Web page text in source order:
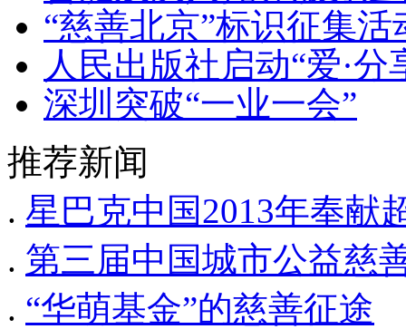
“慈善北京”标识征集
人民出版社启动“爱·
深圳突破“一业一会”
推荐新闻
. 星巴克中国2013年奉献
. 第三届中国城市公益慈
. “华萌基金”的慈善征途